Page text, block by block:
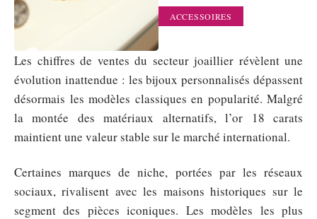
ACCESSOIRES
Les chiffres de ventes du secteur joaillier révèlent une
évolution inattendue : les bijoux personnalisés dépassent
désormais les modèles classiques en popularité. Malgré
la montée des matériaux alternatifs, l’or 18 carats
maintient une valeur stable sur le marché international.
Certaines marques de niche, portées par les réseaux
sociaux, rivalisent avec les maisons historiques sur le
segment des pièces iconiques. Les modèles les plus